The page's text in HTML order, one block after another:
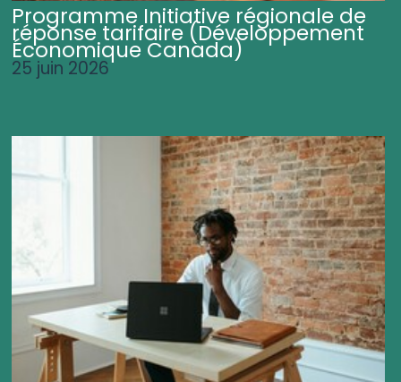
Programme Initiative régionale de
réponse tarifaire (Développement
Économique Canada)
25 juin 2026